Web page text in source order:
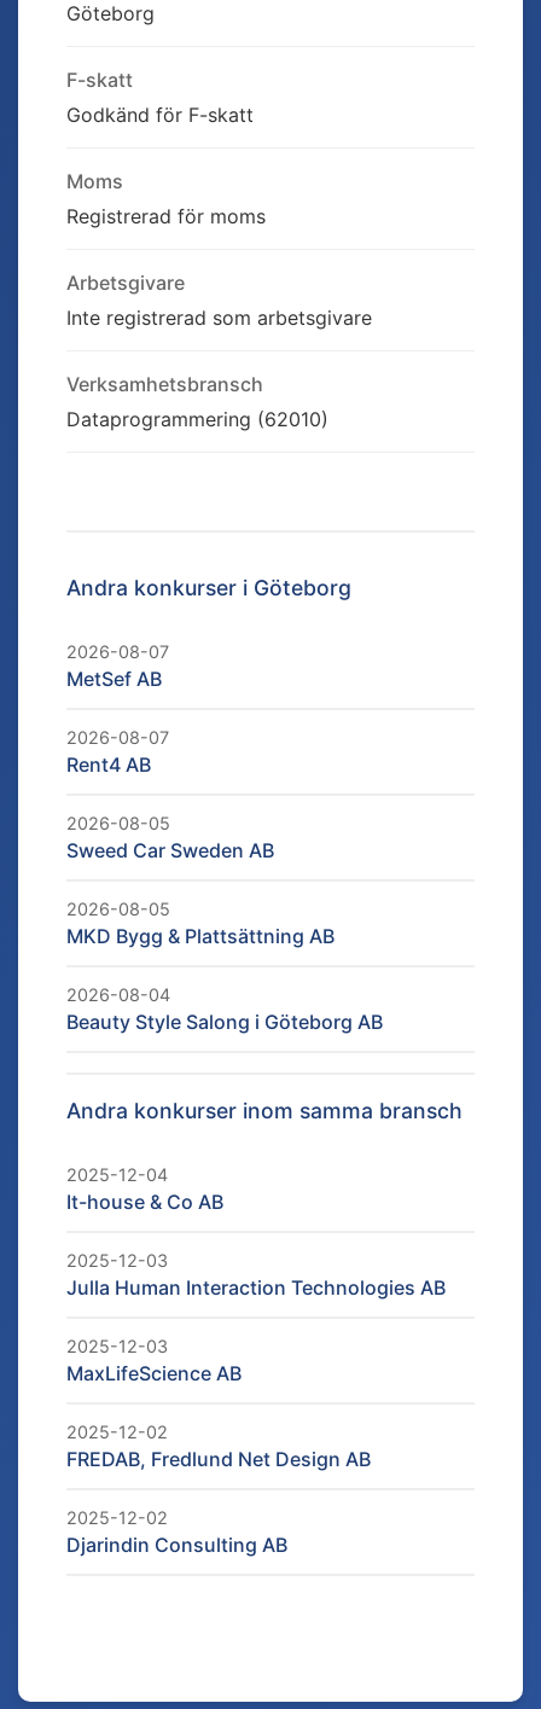
Göteborg
F-skatt
Godkänd för F-skatt
Moms
Registrerad för moms
Arbetsgivare
Inte registrerad som arbetsgivare
Verksamhetsbransch
Dataprogrammering (62010)
Andra konkurser i Göteborg
2026-08-07
MetSef AB
2026-08-07
Rent4 AB
2026-08-05
Sweed Car Sweden AB
2026-08-05
MKD Bygg & Plattsättning AB
2026-08-04
Beauty Style Salong i Göteborg AB
Andra konkurser inom samma bransch
2025-12-04
It-house & Co AB
2025-12-03
Julla Human Interaction Technologies AB
2025-12-03
MaxLifeScience AB
2025-12-02
FREDAB, Fredlund Net Design AB
2025-12-02
Djarindin Consulting AB